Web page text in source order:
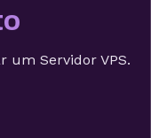
um Servidor VPS.